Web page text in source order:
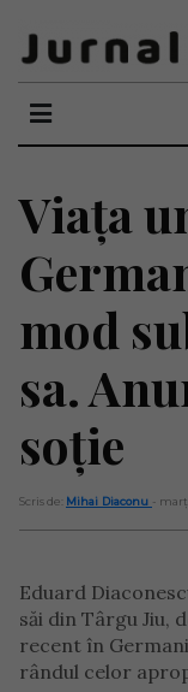
Viața
mod
sa.
soție
Scris de: Mihai Diaconu -
Eduard
săi din Târgu Jiu,
recent în
rândul celor